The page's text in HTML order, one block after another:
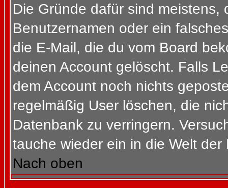
Die Gründe dafür sind
Benutzernamen oder ein
die E-Mail, die du vom Board
deinen Account gelöscht. Falls
dem Account noch nichts
regelmäßig User löschen, die
Datenbank zu verringern.
tauche wieder ein in die Welt der
Nach oben